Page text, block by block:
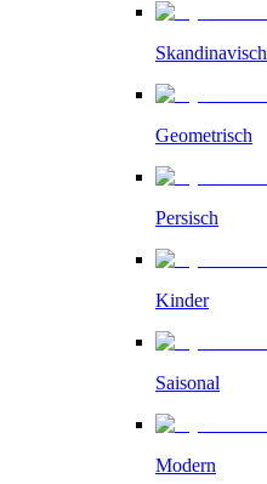
Skandinavisch
Geometrisch
Persisch
Kinder
Saisonal
Modern